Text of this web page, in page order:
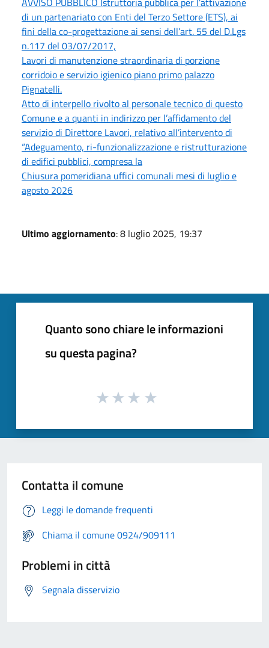
di un partenariato con Enti del Terzo Settore (ETS), ai
fini della co-progettazione ai sensi dell’art. 55 del D.Lgs
n.117 del 03/07/2017,
Lavori di manutenzione straordinaria di porzione
corridoio e servizio igienico piano primo palazzo
Pignatelli.
Atto di interpello rivolto al personale tecnico di questo
Comune e a quanti in indirizzo per l’affidamento del
servizio di Direttore Lavori, relativo all’intervento di
“Adeguamento, ri-funzionalizzazione e ristrutturazione
di edifici pubblici, compresa la
Chiusura pomeridiana uffici comunali mesi di luglio e
agosto 2026
Ultimo aggiornamento: 8 luglio 2025, 19:37
Quanto sono chiare le informazioni
su questa pagina?
Contatta il comune
Leggi le domande frequenti
Chiama il comune 0924/909111
Problemi in città
Segnala disservizio